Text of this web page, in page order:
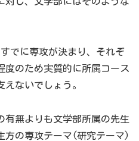
でに専攻が決まり、それぞ
度のため実質的に所属コース
ないでしょう。
有無よりも文学部所属の先生
方の専攻テーマ(研究テーマ)